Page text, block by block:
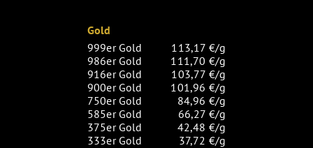
Gold
999er Gold
113,17 €/g
986er Gold
111,70 €/g
916er Gold
103,77 €/g
900er Gold
101,96 €/g
750er Gold
84,96 €/g
585er Gold
66,27 €/g
375er Gold
42,48 €/g
333er Gold
37,72 €/g